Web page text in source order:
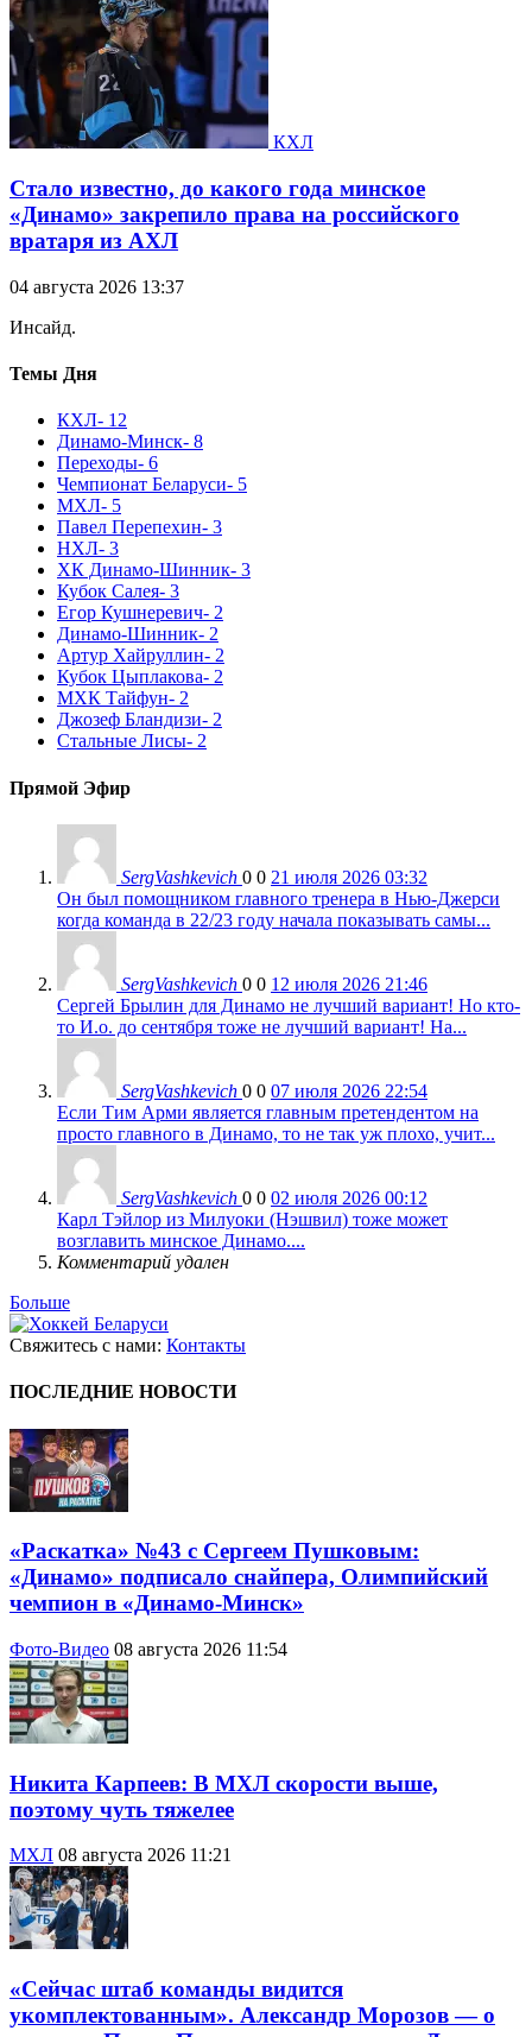
КХЛ
Стало известно, до какого года минское
«Динамо» закрепило права на российского
вратаря из АХЛ
04 августа 2026 13:37
Инсайд.
Темы Дня
КХЛ- 12
Динамо-Минск- 8
Переходы- 6
Чемпионат Беларуси- 5
МХЛ- 5
Павел Перепехин- 3
НХЛ- 3
ХК Динамо-Шинник- 3
Кубок Салея- 3
Егор Кушнеревич- 2
Динамо-Шинник- 2
Артур Хайруллин- 2
Кубок Цыплакова- 2
МХК Тайфун- 2
Джозеф Бландизи- 2
Стальные Лисы- 2
Прямой Эфир
SergVashkevich 0 0 21 июля 2026 03:32
Он был помощником главного тренера в Нью-Джерси
когда команда в 22/23 году начала показывать самы...
SergVashkevich 0 0 12 июля 2026 21:46
Сергей Брылин для Динамо не лучший вариант! Но кто-
то И.о. до сентября тоже не лучший вариант! На...
SergVashkevich 0 0 07 июля 2026 22:54
Если Тим Арми является главным претендентом на
просто главного в Динамо, то не так уж плохо, учит...
SergVashkevich 0 0 02 июля 2026 00:12
Карл Тэйлор из Милуоки (Нэшвил) тоже может
возглавить минское Динамо....
Комментарий удален
Больше
Свяжитесь с нами: Контакты
ПОСЛЕДНИЕ НОВОСТИ
«Раскатка» №43 с Сергеем Пушковым:
«Динамо» подписало снайпера, Олимпийский
чемпион в «Динамо-Минск»
Фото-Видео 08 августа 2026 11:54
Никита Карпеев: В МХЛ скорости выше,
поэтому чуть тяжелее
МХЛ 08 августа 2026 11:21
«Сейчас штаб команды видится
укомплектованным». Александр Морозов — о